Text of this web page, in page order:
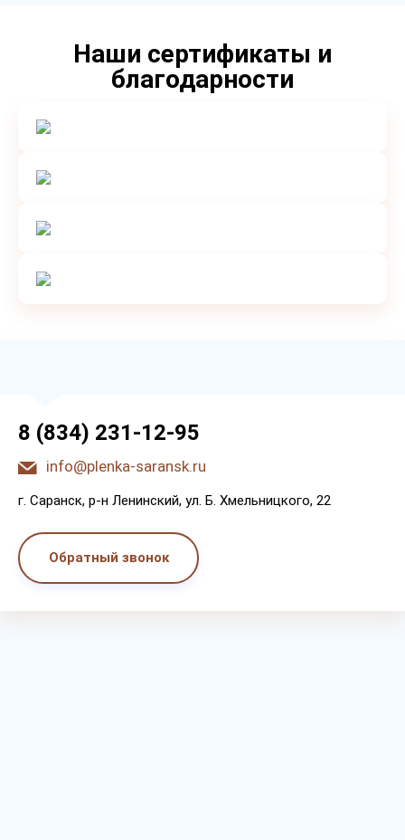
Наши сертификаты и
благодарности
8 (834) 231-12-95
info@plenka-saransk.ru
г. Capaнcк, p-н Лeнинcкий, ул. Б. Хмeльницкoгo, 22
Обратный звонок